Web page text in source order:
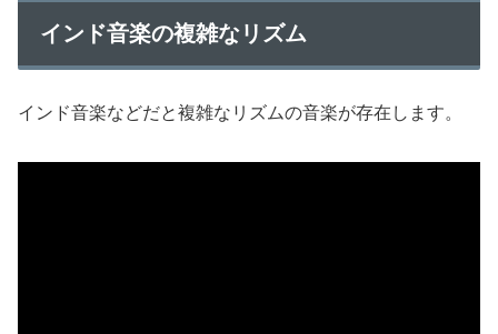
インド音楽の複雑なリズム
インド音楽などだと複雑なリズムの音楽が存在します。